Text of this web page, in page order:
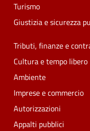
Turismo
Giustizia e sicurezza
Tributi, finanze e
Cultura e tempo libero
Ambiente
Imprese e commercio
Autorizzazioni
Appalti pubblici